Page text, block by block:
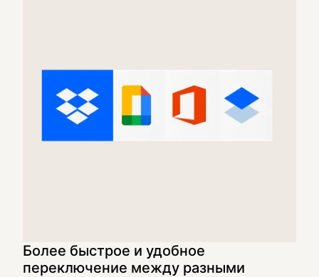
Более быстрое и удобное
переключение между разными